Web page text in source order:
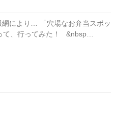
により… 「穴場なお弁当スポッ
て、行ってみた！ &nbsp…